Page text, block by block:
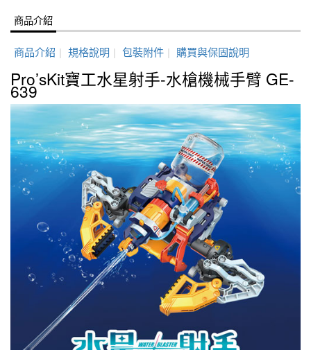
商品介紹
商品介紹 | 規格說明 | 包裝附件 | 購買與保固說明
Pro’sKit寶工水星射手-水槍機械手臂 GE-
639